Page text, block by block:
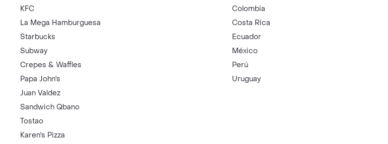
KFC
La Mega Hamburguesa
Starbucks
Subway
Crepes & Waffles
Papa John's
Juan Valdez
Sandwich Qbano
Tostao
Karen's Pizza
Colombia
Costa Rica
Ecuador
México
Perú
Uruguay